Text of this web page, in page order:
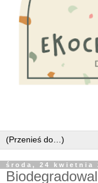
środa, 24 kwietnia